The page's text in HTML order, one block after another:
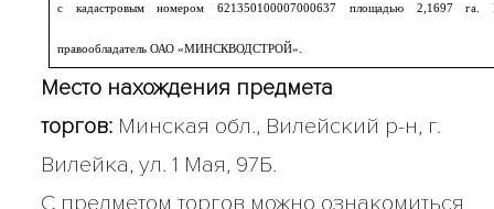
с кадастровым номером 621350100007000637 площадью 2,1697 га.
правообладатель ОАО «МИНСКВОДСТРОЙ».
Место нахождения предмета
торгов:Минская обл., Вилейский р-н, г.
Вилейка, ул. 1 Мая, 97Б.
С предметом торгов можно ознакомиться